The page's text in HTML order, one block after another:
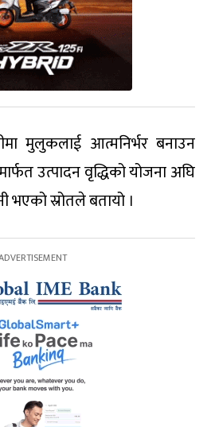
मुलुकलाई आत्मनिर्भर बनाउन
उत्पादन वृद्धिको योजना अघि
भएको स्रोतले बतायो ।